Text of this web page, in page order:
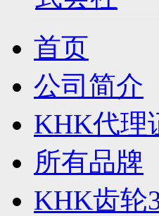
首页
公司简介
KHK代理
所有品牌
KHK齿轮